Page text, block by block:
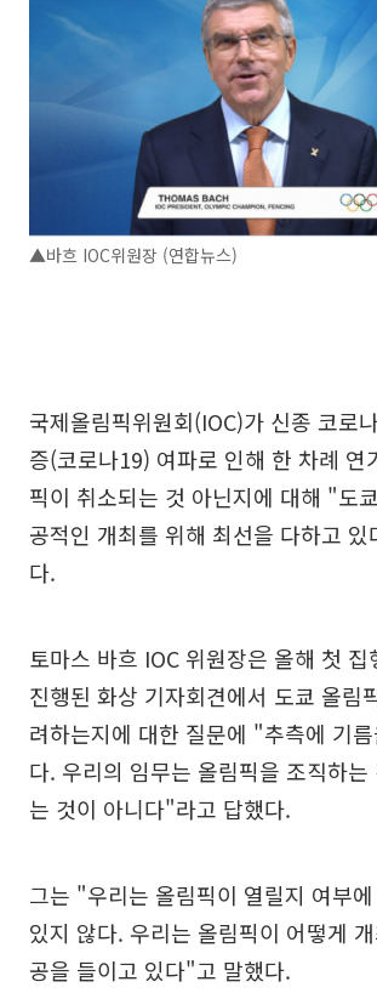
▲바흐 IOC위원장 (연합뉴스)
국제올림픽위원회(IOC)가 신종 코로
증(코로나19) 여파로 인해 한 차례 연
픽이 취소되는 것 아닌지에 대해 "도
공적인 개최를 위해 최선을 다하고
다.
토마스 바흐 IOC 위원장은 올해 첫 집
진행된 화상 기자회견에서 도쿄 올림
려하는지에 대한 질문에 "추측에 기
다. 우리의 임무는 올림픽을 조직하
는 것이 아니다"라고 답했다.
그는 "우리는 올림픽이 열릴지 여부
있지 않다. 우리는 올림픽이 어떻게
공을 들이고 있다"고 말했다.